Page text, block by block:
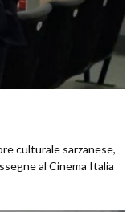
culturale sarzanese,
al Cinema Italia